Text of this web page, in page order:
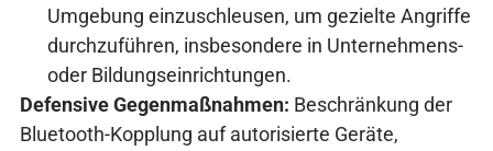
Umgebung einzuschleusen, um gezielte Angriffe
durchzuführen, insbesondere in Unternehmens-
oder Bildungseinrichtungen.
Defensive Gegenmaßnahmen: Beschränkung der
Bluetooth-Kopplung auf autorisierte Geräte,